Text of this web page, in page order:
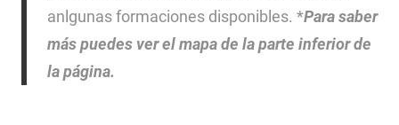
anlgunas formaciones disponibles. *Para saber
más puedes ver el mapa de la parte inferior de
la página.